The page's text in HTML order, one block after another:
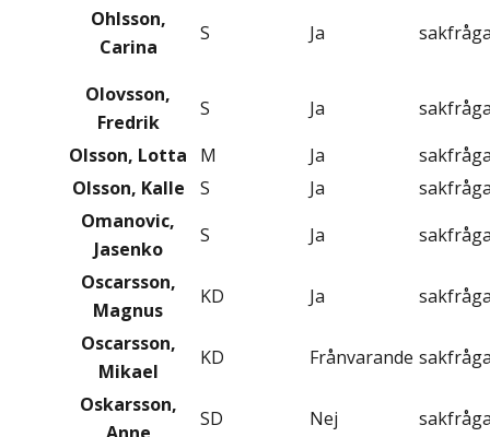
Ohlsson,
Carina
S Ja
Olovsson,
Fredrik
S Ja
Olsson, Lotta
M Ja
Olsson, Kalle
S Ja
Omanovic,
Jasenko
S Ja
Oscarsson,
Magnus
KD Ja
Oscarsson,
Mikael
KD Frånvarande
Oskarsson,
SD Nej